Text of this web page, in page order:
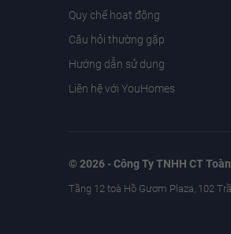
Quy chế hoạt động
Câu hỏi thường gặp
Hướng dẫn sử dụng
Liên hệ với YouHomes
© 2026 - Công Ty TNHH CT
Tầng 12 toà Hồ Gươm Plaza, 102